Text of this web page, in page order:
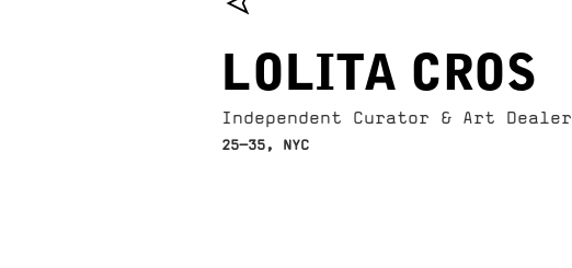
LOLITA CROS
Independent Curator & Art Dealer
25-35, NYC